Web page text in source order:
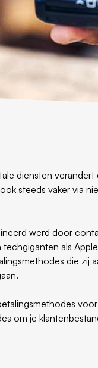
diensten
steeds vaker via
werd door
als
die
om je